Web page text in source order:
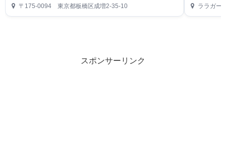
〒175-0094 東京都板橋区成増2-35-10
ララガー
スポンサーリンク